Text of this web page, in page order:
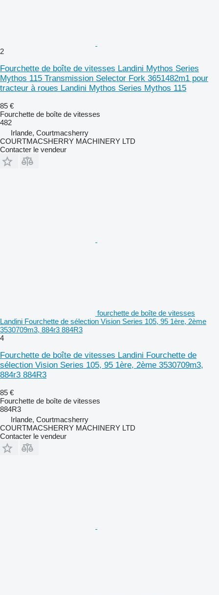
2
Fourchette de boîte de vitesses Landini Mythos Series
Mythos 115 Transmission Selector Fork 3651482m1 pour
tracteur à roues Landini Mythos Series Mythos 115
85 €
Fourchette de boîte de vitesses
482
Irlande, Courtmacsherry
COURTMACSHERRY MACHINERY LTD
Contacter le vendeur
fourchette de boîte de vitesses
Landini Fourchette de sélection Vision Series 105, 95 1ère, 2ème
3530709m3, 884r3 884R3
4
Fourchette de boîte de vitesses Landini Fourchette de
sélection Vision Series 105, 95 1ère, 2ème 3530709m3,
884r3 884R3
85 €
Fourchette de boîte de vitesses
884R3
Irlande, Courtmacsherry
COURTMACSHERRY MACHINERY LTD
Contacter le vendeur